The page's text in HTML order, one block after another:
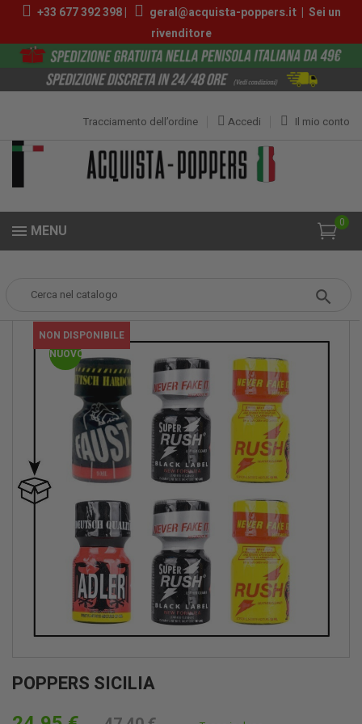
+33 677 392 398 | geral@acquista-poppers.it| Sei un
rivenditore
Il mio conto
Accedi
Tracciamento dell’ordine
0
MENU
NUOVO
NON DISPONIBILE
POPPERS SICILIA